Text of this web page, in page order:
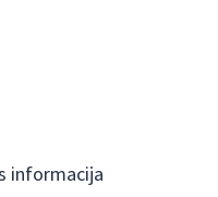
informacija